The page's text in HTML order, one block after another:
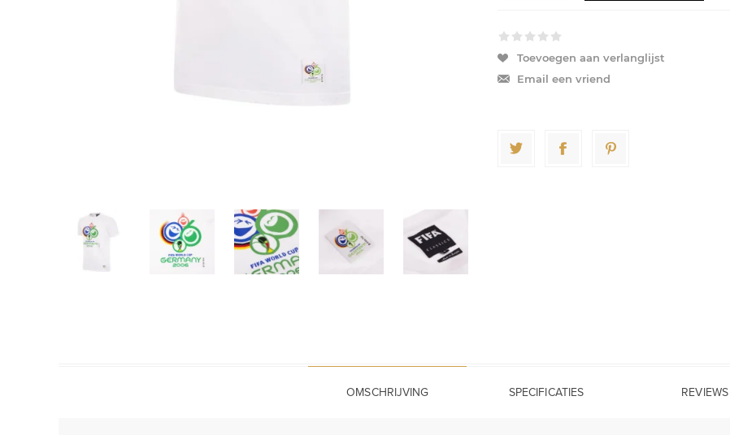
Toevoegen aan verlanglijst
Email een vriend
OMSCHRIJVING SPECIFICATIES REVIEWS